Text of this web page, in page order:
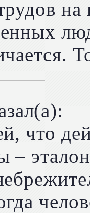
на
что
–